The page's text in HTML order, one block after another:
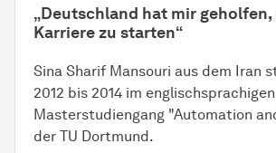
„Deutschland hat mir geholfen,
Karriere zu starten“
Sina Sharif Mansouri aus dem Iran
2012 bis 2014 im englischsprachigen
Masterstudiengang "Automation
der TU Dortmund.